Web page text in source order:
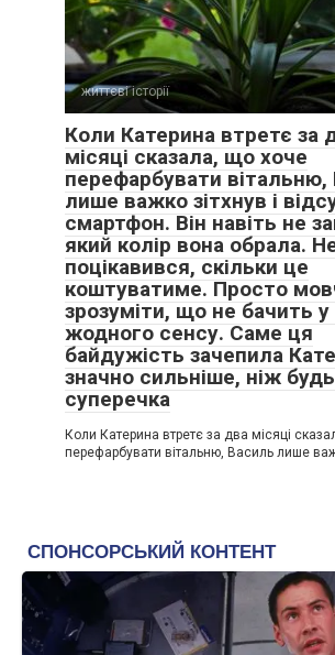
життєві історії
Коли Катерина втретє за
місяці сказала, що хоче
перефарбувати вітальню,
лише важко зітхнув і
смартфон. Він навіть не
який колір вона обрала.
поцікавився, скільки це
коштуватиме. Просто
зрозуміти, що не бачить
жодного сенсу. Саме ця
байдужість зачепила
значно сильніше, ніж
суперечка
Коли Катерина втретє за два місяці
перефарбувати вітальню, Василь лише